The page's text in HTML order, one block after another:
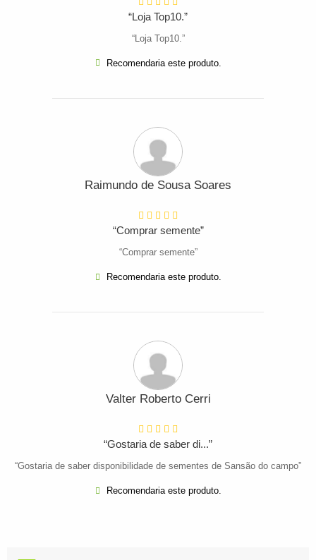
“Loja Top10.”
“Loja Top10.”
Recomendaria este produto.
Raimundo de Sousa Soares
“Comprar semente”
“Comprar semente”
Recomendaria este produto.
Valter Roberto Cerri
“Gostaria de saber di...”
“Gostaria de saber disponibilidade de sementes de Sansão do campo”
Recomendaria este produto.